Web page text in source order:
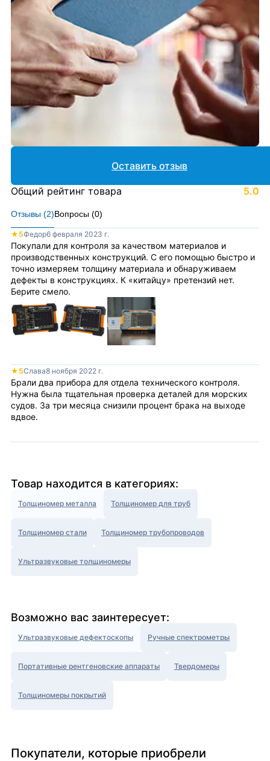
Отзывы (2)Вопросы (0)
★ 5Федор6 февраля 2023 г.
Покупали для контроля за качеством материалов и
производственных конструкций. С его помощью быстро и
точно измеряем толщину материала и обнаруживаем
дефекты в конструкциях. К «китайцу» претензий нет.
Берите смело.
★ 5Слава8 ноября 2022 г.
Брали два прибора для отдела технического контроля.
Нужна была тщательная проверка деталей для морских
судов. За три месяца снизили процент брака на выходе
вдвое.
Оставить отзыв
Общий рейтинг товара 5.0
Товар находится в категориях:
Толщиномер металла Толщиномер для труб
Толщиномер стали Толщиномер трубопроводов
Ультразвуковые толщиномеры
Возможно вас заинтересует:
Ультразвуковые дефектоскопы Ручные спектрометры
Портативные рентгеновские аппараты Твердомеры
Толщиномеры покрытий
Покупатели, которые приобрели